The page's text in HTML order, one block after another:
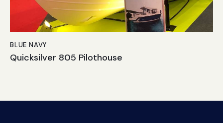
BLUE NAVY
Quicksilver 805 Pilothouse